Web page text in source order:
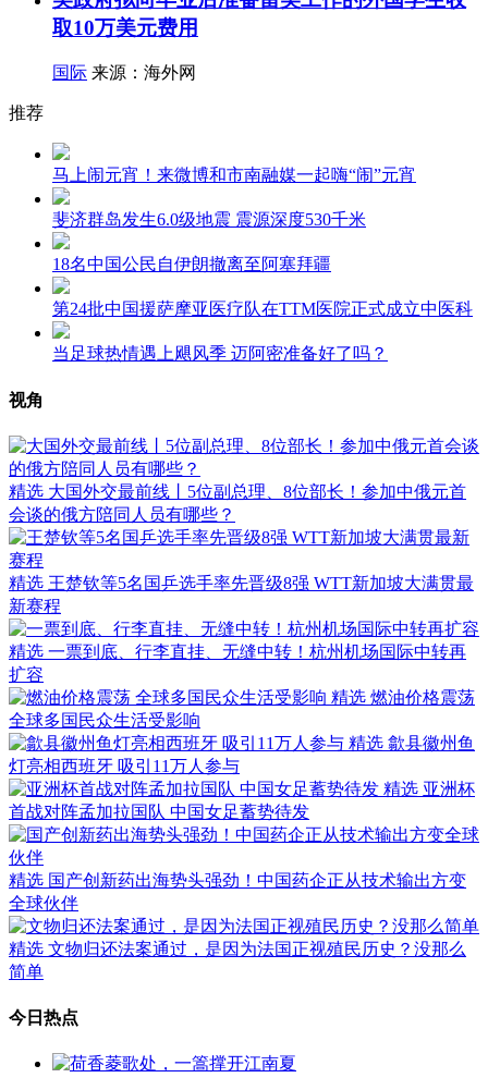
取10万美元费用
国际 来源：海外网
推荐
马上闹元宵！来微博和市南融媒一起嗨“闹”元宵
斐济群岛发生6.0级地震 震源深度530千米
18名中国公民自伊朗撤离至阿塞拜疆
第24批中国援萨摩亚医疗队在TTM医院正式成立中医科
当足球热情遇上飓风季 迈阿密准备好了吗？
视角
精选 大国外交最前线丨5位副总理、8位部长！参加中俄元首
会谈的俄方陪同人员有哪些？
精选 王楚钦等5名国乒选手率先晋级8强 WTT新加坡大满贯最
新赛程
精选 一票到底、行李直挂、无缝中转！杭州机场国际中转再
扩容
精选 燃油价格震荡
全球多国民众生活受影响
精选 歙县徽州鱼
灯亮相西班牙 吸引11万人参与
精选 亚洲杯
首战对阵孟加拉国队 中国女足蓄势待发
精选 国产创新药出海势头强劲！中国药企正从技术输出方变
全球伙伴
精选 文物归还法案通过，是因为法国正视殖民历史？没那么
简单
今日热点